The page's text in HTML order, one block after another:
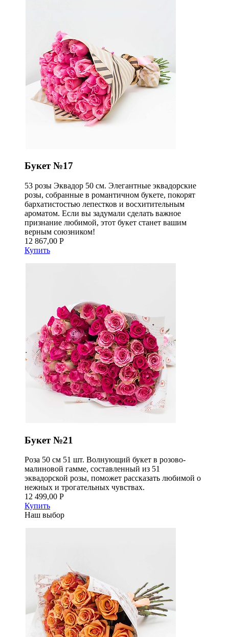
Букет №17
53 розы Эквадор 50 см. Элегантные эквадорские
розы, собранные в романтичном букете, покорят
бархатистостью лепестков и восхитительным
ароматом. Если вы задумали сделать важное
признание любимой, этот букет станет вашим
верным союзником!
12 867,00 Р
Купить
Букет №21
Роза 50 см 51 шт. Волнующий букет в розово-
малиновой гамме, составленный из 51
эквадорской розы, поможет рассказать любимой о
нежных и трогательных чувствах.
12 499,00 Р
Купить
Наш выбор